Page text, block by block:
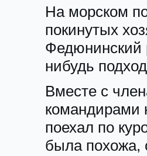
На морском
покинутых
Федюнинский
нибудь
Вместе с
командирами
поехал по
была похожа,